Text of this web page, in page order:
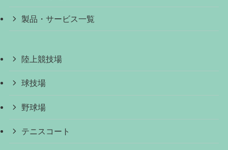
製品・サービス一覧
陸上競技場
球技場
野球場
テニスコート